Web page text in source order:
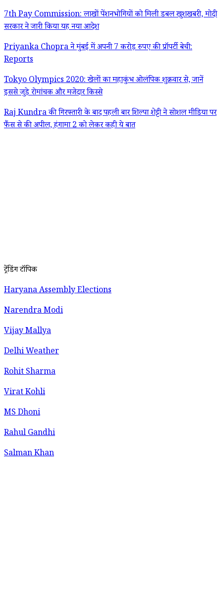
7th Pay Commission: लाखों पेंशनभोगियों को मिली डबल खुशखबरी, मोदी
सरकार ने जारी किया यह नया आदेश
Priyanka Chopra ने मुंबई में अपनी 7 करोड़ रुपए की प्रॉपर्टी बेची:
Reports
Tokyo Olympics 2020: खेलों का महाकुंभ ओलंपिक शुक्रवार से, जानें
इससे जुड़े रोमांचक और मजेदार किस्से
Raj Kundra की गिरफ्तारी के बाद पहली बार शिल्पा शेट्टी ने सोशल मीडिया पर
फैंस से की अपील, हंगामा 2 को लेकर कही ये बात
ट्रेंडिंग टॉपिक
Haryana Assembly Elections
Narendra Modi
Vijay Mallya
Delhi Weather
Rohit Sharma
Virat Kohli
MS Dhoni
Rahul Gandhi
Salman Khan